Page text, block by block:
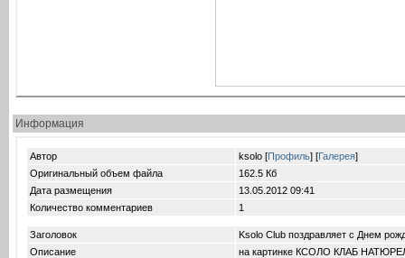
Информация
Автор ksolo [Профиль] [Галерея]
Оригинальный объем файла
162.5 Кб
Дата размещения
13.05.2012 09:41
Количество комментариев
1
Заголовок
Ksolo Club поздравляет с Днем
Описание
на картинке КСОЛО КЛАБ